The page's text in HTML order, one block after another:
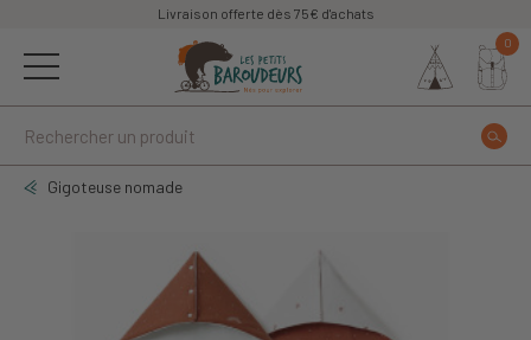
Livraison offerte dès 75€ d'achats
0
Gigoteuse nomade